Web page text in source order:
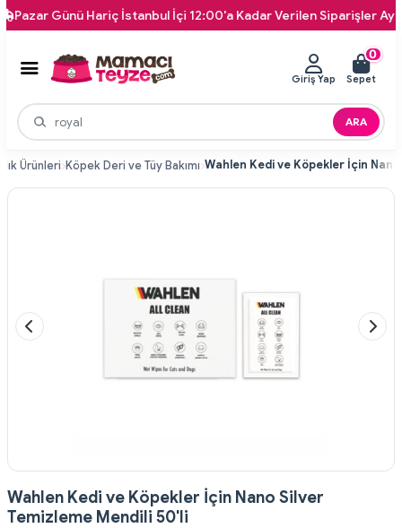
Günü Hariç İstanbul İçi 12:00'a Kadar Verilen Siparişler Aynı Gün
ARA
Giriş Yap
0
Sepet
Ürünleri Köpek Deri ve Tüy Bakımı
Wahlen Kedi ve Köpekler İçin Nano Silver
Temizleme Mendili 50'li